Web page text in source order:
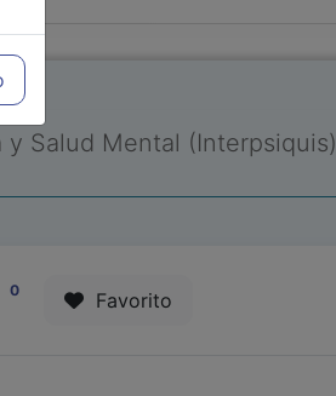
Salud Mental (Interpsiquis)
0 Favorito